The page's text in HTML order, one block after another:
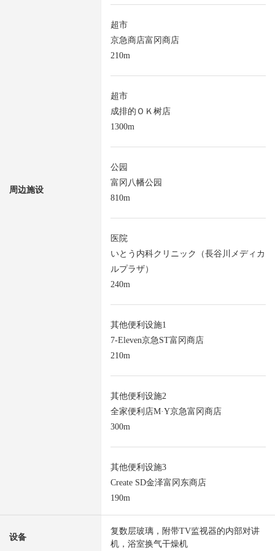
周边施设
超市
京急商店富冈商店
210m
超市
成排的ＯＫ树店
1300m
公园
富冈八幡公园
810m
医院
いとう内科クリニック（長谷川メディカ
ルプラザ）
240m
其他便利设施1
7-Eleven京急ST富冈商店
210m
其他便利设施2
全家便利店M·Y京急富冈商店
300m
其他便利设施3
Create SD金泽富冈东商店
190m
设备
复数层玻璃，附带TV监视器的内部对讲
机，浴室换气干燥机